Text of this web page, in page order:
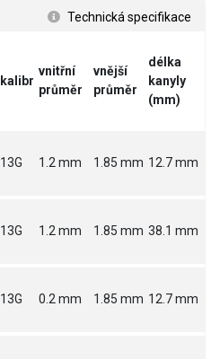
Technická specifikace
kalibr
vnitřní
průměr
vnější
průměr
délka
kanyly
(mm)
13G 1.2 mm 1.85 mm 12.7 mm
13G 1.2 mm 1.85 mm 38.1 mm
13G 0.2 mm 1.85 mm 12.7 mm